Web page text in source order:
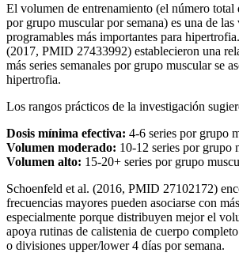
El volumen de entrenamiento (el número total
por grupo muscular por semana) es una de las
programables más importantes para
(2017, PMID 27433992) establecieron una
más series semanales por grupo muscular se
hipertrofia.
Los rangos prácticos de la investigación
Dosis mínima efectiva: 4-6 series por grupo
Volumen moderado: 10-12 series por grupo
Volumen alto: 15-20+ series por grupo
Schoenfeld et al. (2016, PMID 27102172)
frecuencias mayores pueden asociarse con
especialmente porque distribuyen mejor el
apoya rutinas de calistenia de cuerpo
o divisiones upper/lower 4 días por semana.